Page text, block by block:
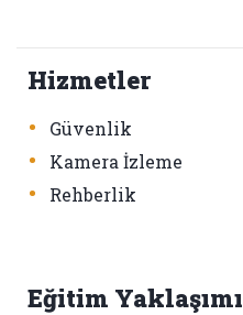
Hizmetler
• Güvenlik
• Kamera İzleme
• Rehberlik
Eğitim Yaklaşımı